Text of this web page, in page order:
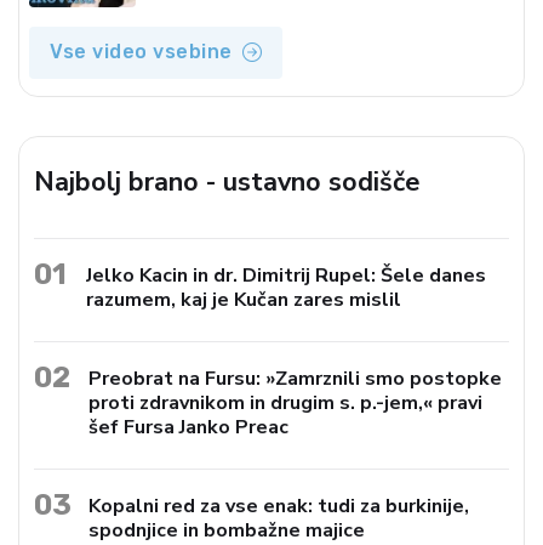
Vse video vsebine
Najbolj brano - ustavno sodišče
01
Jelko Kacin in dr. Dimitrij Rupel: Šele danes
razumem, kaj je Kučan zares mislil
02
Preobrat na Fursu: »Zamrznili smo postopke
proti zdravnikom in drugim s. p.-jem,« pravi
šef Fursa Janko Preac
03
Kopalni red za vse enak: tudi za burkinije,
spodnjice in bombažne majice